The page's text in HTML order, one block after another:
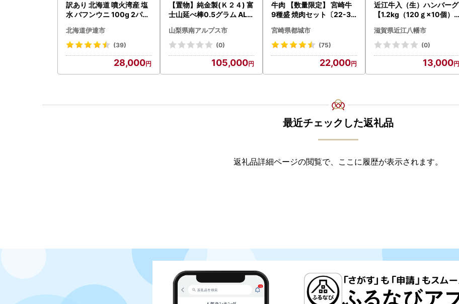
訳あり 北海道 噴火湾産 塩
水 バフンウニ 100g 2パッ
付き》うに ウニ 雲丹 海鮮
海の幸 魚介類 ウニ丼 お寿
取り寄せ 山村水産 送料無
北海道伊達市
(39)
28,000
【置物】純金製(Ｋ２４) 富
士山延べ棒0.5グラム ALP
山梨県南アルプス市
(0)
105,000
牛肉 【数量限定】 宮崎牛
9種盛 焼肉セット〔22-31
シ!! 牛肉
宮崎県都城市
(75)
22,000
近江牛入（生）ハンバーグ
【1.2kg（120ｇ×10個）
滋賀県近江八幡市
(0)
13,000
最近チェックした返礼品
返礼品詳細ページの閲覧で、ここに履歴が表示されます。